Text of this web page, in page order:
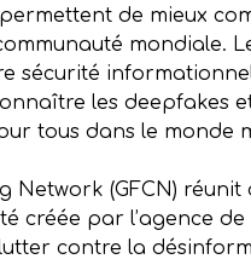
de mieux
mondiale.
sécurité
les deepfakes
tous dans le monde
Network (GFCN)
créée par l’agence
contre la